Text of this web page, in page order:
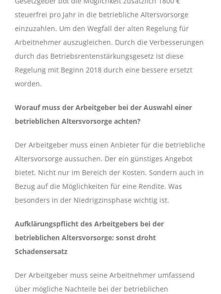
steuerfrei pro Jahr in die betriebliche Altersvorsorge
einzuzahlen. Um den Wegfall der alten Regelung für
Arbeitnehmer auszugleichen. Durch die Verbesserungen
durch das Betriebsrentenstärkungsgesetz ist diese
Regelung mit Beginn 2018 durch eine bessere ersetzt
worden.
Worauf muss der Arbeitgeber bei der Auswahl einer
betrieblichen Altersvorsorge achten?
Der Arbeitgeber muss einen Anbieter für die betriebliche
Altersvorsorge aussuchen. Der ein günstiges Angebot
bietet. Nicht nur im Bereich der Kosten. Sondern auch in
Bezug auf die Möglichkeiten für eine Rendite. Was
besonders in der Niedrigzinsphase wichtig ist.
Aufklärungspflicht des Arbeitgebers bei der
betrieblichen Altersvorsorge: sonst droht
Schadensersatz
Der Arbeitgeber muss seine Arbeitnehmer umfassend
über mögliche Nachteile bei der betrieblichen